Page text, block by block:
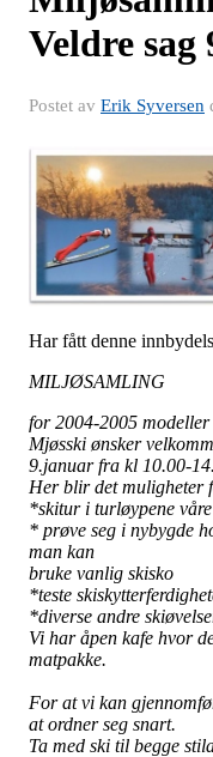
Veldre
Postet av Erik Syversen
Har fått denne
MILJØSAMLING
for 2004-2005 modeller
Mjøsski ønsker
9.januar fra kl 10.00-
Her blir det muligheter
*skitur i turløypene våre
* prøve seg i nybygde
man kan
bruke vanlig skisko
*teste
*diverse andre
Vi har åpen kafe hvor
matpakke.
For at vi kan
at ordner seg snart.
Ta med ski til begge